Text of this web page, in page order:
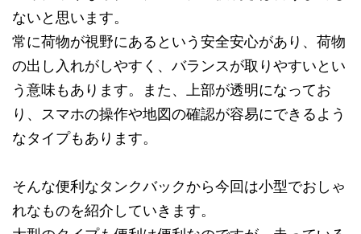
ないと思います。
常に荷物が視野にあるという安全安心があり、荷物
の出し入れがしやすく、バランスが取りやすいとい
う意味もあります。また、上部が透明になってお
り、スマホの操作や地図の確認が容易にできるよう
なタイプもあります。
そんな便利なタンクバックから今回は小型でおしゃ
れなものを紹介していきます。